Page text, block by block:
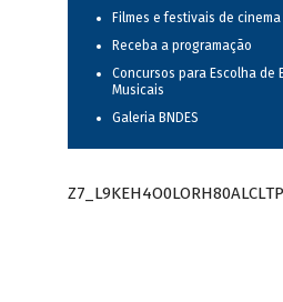
Filmes e festivais de cinema
Receba a programação
Concursos para Escolha de
Musicais
Galeria BNDES